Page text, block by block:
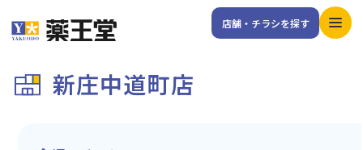
店舗・チラシを探す
新庄中道町店